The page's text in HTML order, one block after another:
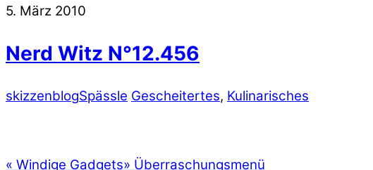
5. März 2010
Nerd Witz N°12.456
skizzenblogSpässle Gescheitertes, Kulinarisches
« Windige Gadgets» Überraschungsmenü